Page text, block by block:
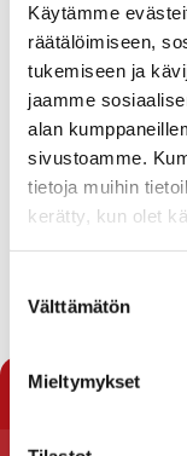
Käytämme
räätälöimiseen,
tukemiseen ja
jaamme
alan
sivustoamme.
tietoja muihin
kerätty, kun olet
valinta
Välttämätön
Mieltymykset
hankintaan
2015
Ilmoitusasiat
Lisälistalta:
Lataa pöytäkirja
« Pöytäkirjat